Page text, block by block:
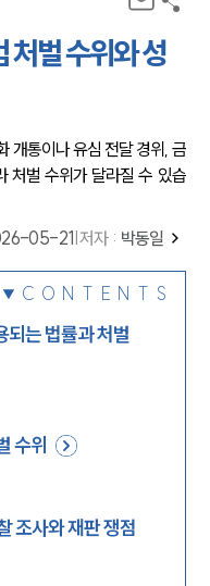
처벌 수위와 성
개통이나 유심 전달 경위, 금
처벌 수위가 달라질 수 있습
05-21 저자 : 박동일
CONTENTS
되는 법률과 처벌
수위
조사와 재판 쟁점